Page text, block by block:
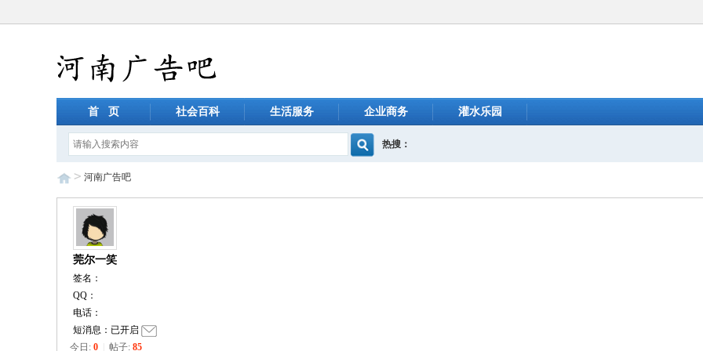
首 页 社会百科 生活服务 企业商务 灌水乐园
热搜：
> 河南广告吧
莞尔一笑
签名：
QQ：
电话：
短消息：已开启
今日: 0 帖子: 85